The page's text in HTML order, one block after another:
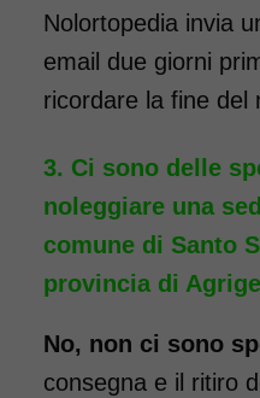
Noleggio
40 cm
standard
Nolortopedia invia
email due giorni
ricordare la fine del
Ci sono delle
noleggiare una
comune di Santo
provincia di
No, non ci sono
consegna e il ritiro